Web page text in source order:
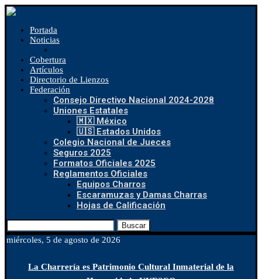
Portada
Noticias
Cobertura
Artículos
Directorio de Lienzos
Federación
Consejo Directivo Nacional 2024-2028
Uniones Estatales
🇲🇽 México
🇺🇸 Estados Unidos
Colegio Nacional de Jueces
Seguros 2025
Formatos Oficiales 2025
Reglamentos Oficiales
Equipos Charros
Escaramuzas y Damas Charras
Hojas de Calificación
Buscar
miércoles, 5 de agosto de 2026
La Charrería es Patrimonio Cultural Inmaterial de la